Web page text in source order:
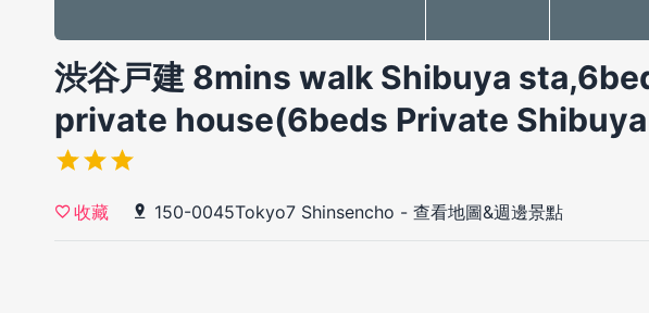
渋谷戸建 8mins walk Shibuya
private house(6beds Private
收藏 150-0045Tokyo7 Shinsencho - 查看地圖&週邊景點